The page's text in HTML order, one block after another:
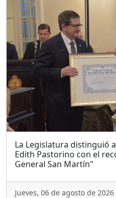
La Legislatura distinguió
Edith Pastorino con el
General San Martín"
Jueves, 06 de agosto de 2026